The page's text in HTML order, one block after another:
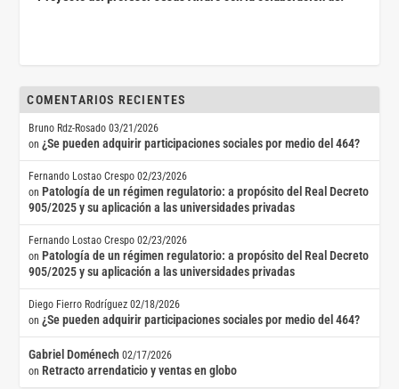
COMENTARIOS RECIENTES
Bruno Rdz-Rosado 03/21/2026
on¿Se pueden adquirir participaciones sociales por medio del 464?
Fernando Lostao Crespo 02/23/2026
on Patología de un régimen regulatorio: a propósito del Real Decreto
905/2025 y su aplicación a las universidades privadas
Fernando Lostao Crespo 02/23/2026
on Patología de un régimen regulatorio: a propósito del Real Decreto
905/2025 y su aplicación a las universidades privadas
Diego Fierro Rodríguez 02/18/2026
on¿Se pueden adquirir participaciones sociales por medio del 464?
Gabriel Doménech 02/17/2026
on Retracto arrendaticio y ventas en globo